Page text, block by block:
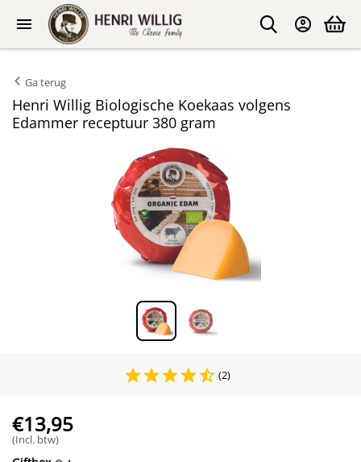
Ga terug
Henri Willig Biologische Koekaas volgens
Edammer receptuur 380 gram
(2)
€13,95
(Incl. btw)